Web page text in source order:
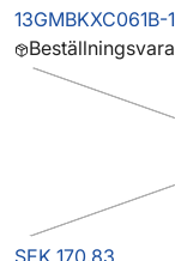
13GMBKXC061B-1
Beställningsvara